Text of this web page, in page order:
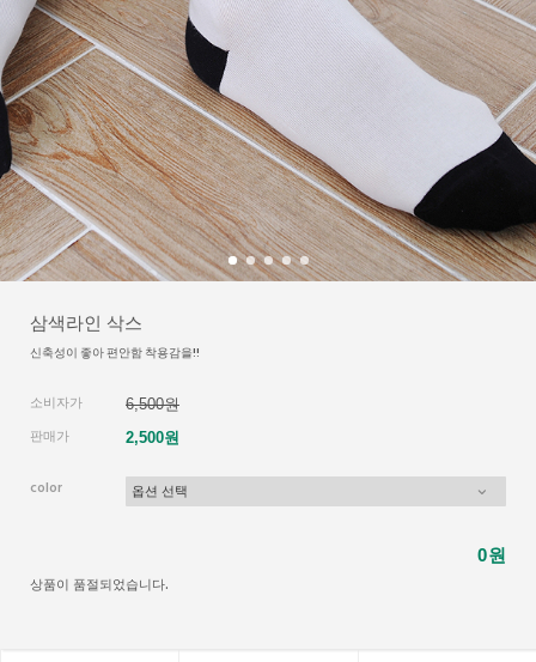
삼색라인 삭스
신축성이 좋아 편안함 착용감을!!
소비자가
6,500원
판매가
2,500원
color
0원
상품이 품절되었습니다.